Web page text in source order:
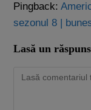
Pingback:
sezonul 8 |
Lasă un răspuns